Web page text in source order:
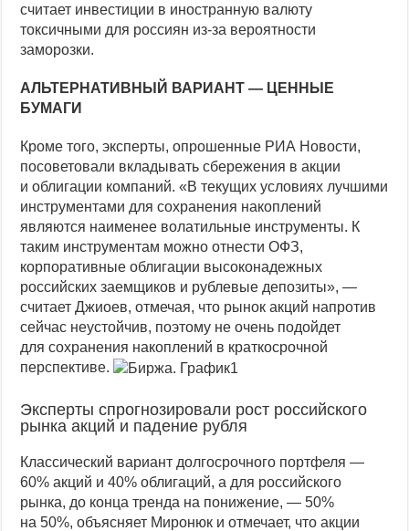
считает инвестиции в иностранную валюту
токсичными для россиян из-за вероятности
заморозки.
АЛЬТЕРНАТИВНЫЙ ВАРИАНТ — ЦЕННЫЕ
БУМАГИ
Кроме того, эксперты, опрошенные РИА Новости,
посоветовали вкладывать сбережения в акции
и облигации компаний. «В текущих условиях лучшими
инструментами для сохранения накоплений
являются наименее волатильные инструменты. К
таким инструментам можно отнести ОФЗ,
корпоративные облигации высоконадежных
российских заемщиков и рублевые депозиты», —
считает Джиоев, отмечая, что рынок акций напротив
сейчас неустойчив, поэтому не очень подойдет
для сохранения накоплений в краткосрочной
перспективе.
Эксперты спрогнозировали рост российского
рынка акций и падение рубля
Классический вариант долгосрочного портфеля —
60% акций и 40% облигаций, а для российского
рынка, до конца тренда на понижение, — 50%
на 50%, объясняет Миронюк и отмечает, что акции